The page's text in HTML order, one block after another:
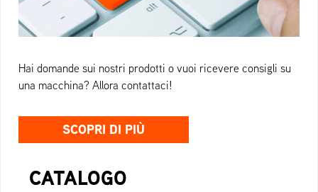
Hai domande sui nostri prodotti o vuoi ricevere consigli su
una macchina? Allora contattaci!
SCOPRI DI PIÙ
CATALOGO